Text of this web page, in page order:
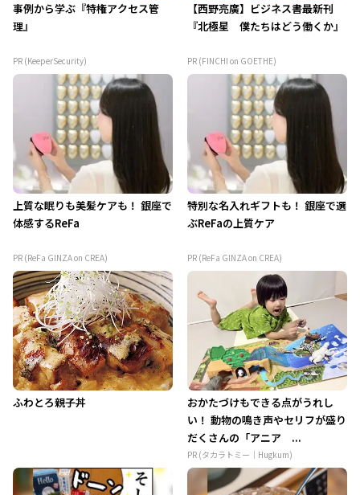
事例から学ぶ『特権アクセス管
理』
PR (KeeperSecurity)
【西野亮廣】ビジネス書最新刊
『北極星 僕たちはどう働くか』
PR (FINCHI on GOETHE)
上質な眠りも美髪ケアも！ 銀座で
体感するReFa
PR (ReFa GINZA on CREA)
特別な名入れギフトも！ 銀座で選
ぶReFaの上質ケア
PR (ReFa GINZA on CREA)
ふわとろ親子丼
おかたづけもできる点がうれし
い！ 動物の鳴き声やセリフが盛り
だくさんの「アニア ...
PR (タカラトミー｜Hugkum)